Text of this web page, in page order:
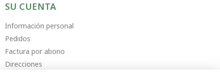
SU CUENTA
Información personal
Pedidos
Factura por abono
Direcciones